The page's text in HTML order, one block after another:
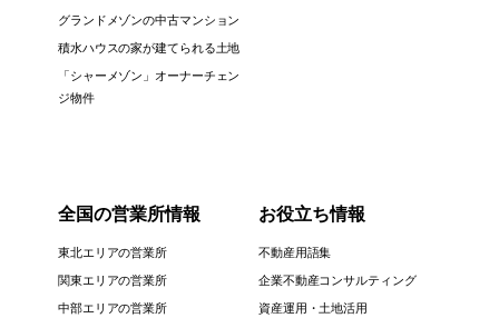
グランドメゾンの中古マンション
積水ハウスの家が建てられる土地
「シャーメゾン」オーナーチェン
ジ物件
全国の営業所情報
東北エリアの営業所
関東エリアの営業所
中部エリアの営業所
お役立ち情報
不動産用語集
企業不動産コンサルティング
資産運用・土地活用